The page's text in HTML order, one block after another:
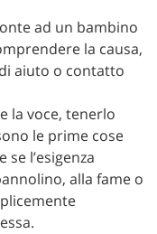
ad un bambino
la causa,
aiuto o contatto
la voce, tenerlo
le prime cose
l’esigenza
alla fame o